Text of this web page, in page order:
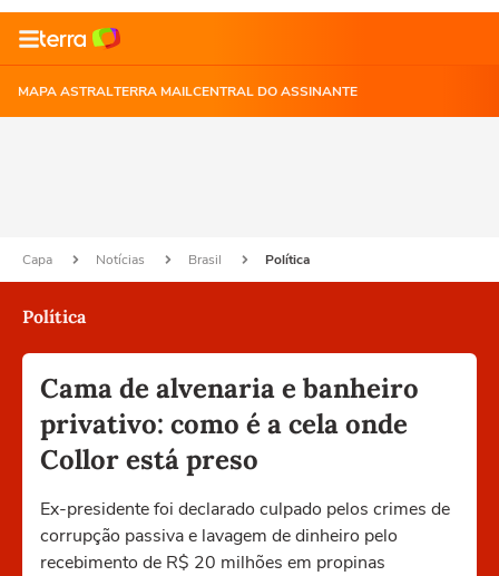
MAPA ASTRALTERRA MAILCENTRAL DO ASSINANTE
Capa Notícias Brasil Política
Política
Cama de alvenaria e banheiro
privativo: como é a cela onde
Collor está preso
Ex-presidente foi declarado culpado pelos crimes de
corrupção passiva e lavagem de dinheiro pelo
recebimento de R$ 20 milhões em propinas